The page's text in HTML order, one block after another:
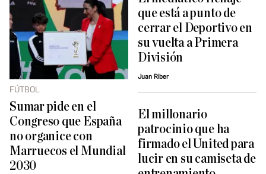
FÚTBOL
Sumar pide en el
Congreso que España
no organice con
Marruecos el Mundial
2030
que está a punto de
cerrar el Deportivo en
su vuelta a Primera
División
Juan Riber
El millonario
patrocinio que ha
firmado el United para
lucir en su camiseta de